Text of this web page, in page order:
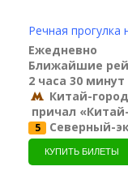
Речная
Ежедневно
Ближайшие
2 часа 30 минут
Китай-город
причал
5 Северный-
КУПИТЬ БИЛЕТЫ